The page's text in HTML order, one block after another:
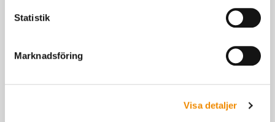
Statistik
Marknadsföring
Visa detaljer